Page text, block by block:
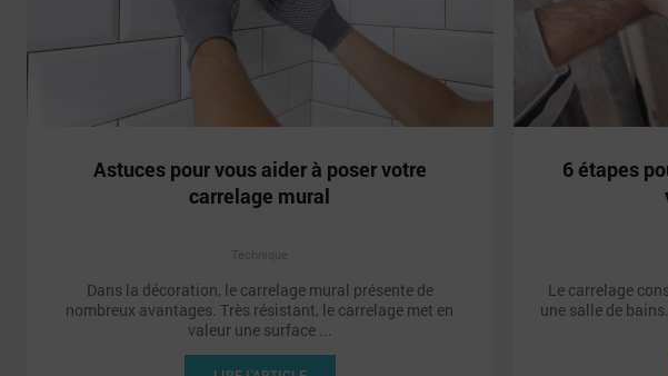
Astuces pour vous aider à poser votre
carrelage mural
Dans la décoration, le carrelage mural présente de
nombreux avantages. Très résistant, le carrelage met en
valeur une surface ...
6 étapes
Le carrelage
une salle de